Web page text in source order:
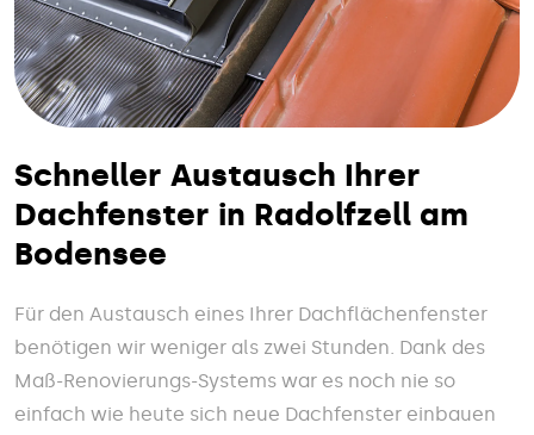
Schneller Austausch Ihrer
Dachfenster in Radolfzell am
Bodensee
Für den Austausch eines Ihrer Dachflächenfenster
benötigen wir weniger als zwei Stunden. Dank des
Maß-Renovierungs-Systems war es noch nie so
einfach wie heute sich neue Dachfenster einbauen